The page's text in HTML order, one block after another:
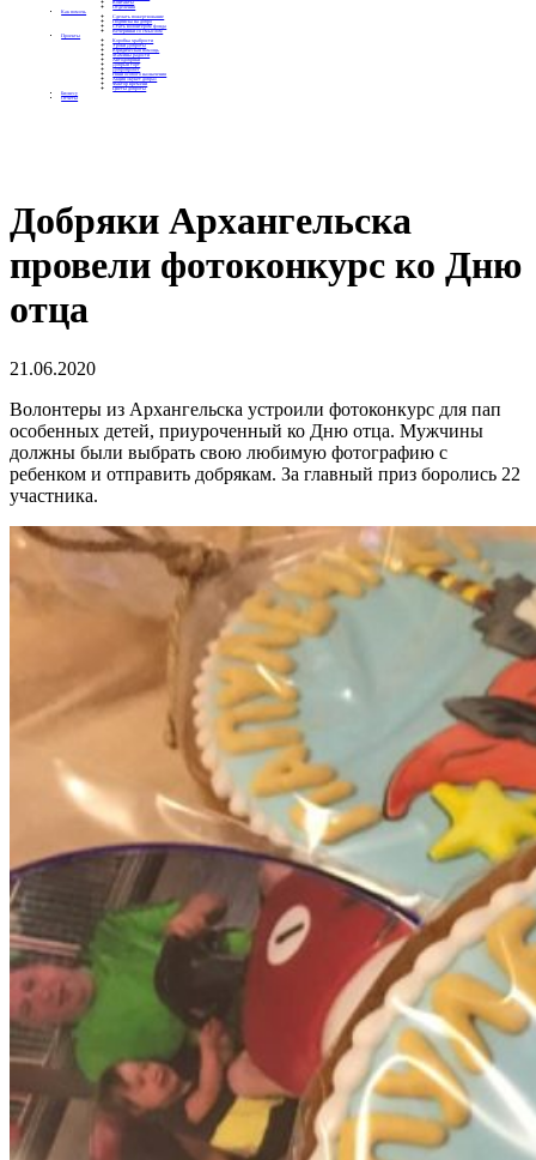
Контакты
Отделения
Как помочь
Сделать пожертвование
Подписка на добро
Стать волонтером фонда
Вечеринки со смыслом
Проекты
Коробка храбрости
Уроки Доброты
Юридическая помощь
Мамины радости
Автодобряки
Добрый торт
Добропробег
Няни особого назначения
Акция «Букет добра»
Фактор времени
Цветы доброты
Бизнесу
Отчеты
Добряки Архангельска
провели фотоконкурс ко Дню
отца
21.06.2020
Волонтеры из Архангельска устроили фотоконкурс для пап
особенных детей, приуроченный ко Дню отца. Мужчины
должны были выбрать свою любимую фотографию с
ребенком и отправить добрякам. За главный приз боролись 22
участника.